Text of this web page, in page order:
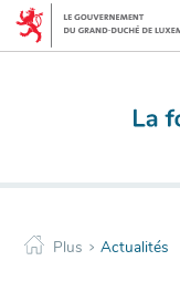
Menu
Aller
Plus > Actualités